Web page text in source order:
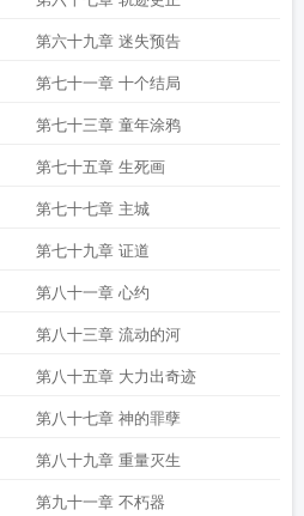
第六十九章 迷失预告
第七十一章 十个结局
第七十三章 童年涂鸦
第七十五章 生死画
第七十七章 主城
第七十九章 证道
第八十一章 心约
第八十三章 流动的河
第八十五章 大力出奇迹
第八十七章 神的罪孽
第八十九章 重量灭生
第九十一章 不朽器